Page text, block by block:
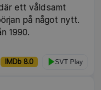
ett våldsamt
på något nytt.
1990.
IMDb 8.0 SVT Play